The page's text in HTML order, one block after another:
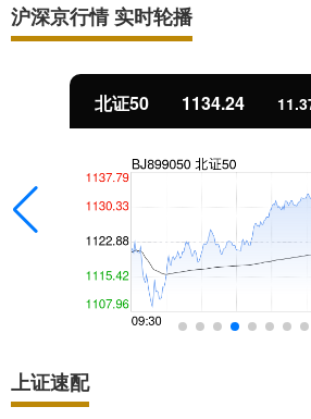
沪深京行情 实时轮播
北证50 1134.24
上证速配